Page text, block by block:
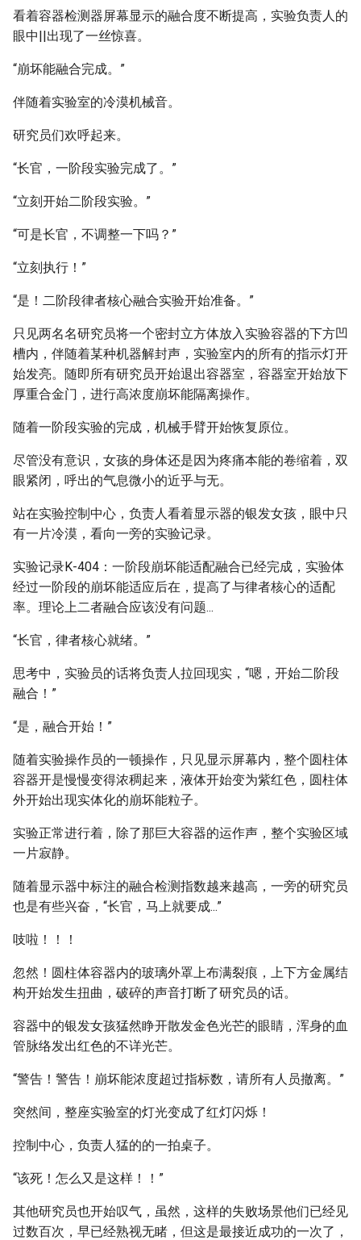
看着容器检测器屏幕显示的融合度不断提高，实验负责人的
眼中||出现了一丝惊喜。
“崩坏能融合完成。”
伴随着实验室的冷漠机械音。
研究员们欢呼起来。
“长官，一阶段实验完成了。”
“立刻开始二阶段实验。”
“可是长官，不调整一下吗？”
“立刻执行！”
“是！二阶段律者核心融合实验开始准备。”
只见两名名研究员将一个密封立方体放入实验容器的下方凹
槽内，伴随着某种机器解封声，实验室内的所有的指示灯开
始发亮。随即所有研究员开始退出容器室，容器室开始放下
厚重合金门，进行高浓度崩坏能隔离操作。
随着一阶段实验的完成，机械手臂开始恢复原位。
尽管没有意识，女孩的身体还是因为疼痛本能的卷缩着，双
眼紧闭，呼出的气息微小的近乎与无。
站在实验控制中心，负责人看着显示器的银发女孩，眼中只
有一片冷漠，看向一旁的实验记录。
实验记录K-404：一阶段崩坏能适配融合已经完成，实验体
经过一阶段的崩坏能适应后在，提高了与律者核心的适配
率。理论上二者融合应该没有问题...
“长官，律者核心就绪。”
思考中，实验员的话将负责人拉回现实，“嗯，开始二阶段
融合！”
“是，融合开始！”
随着实验操作员的一顿操作，只见显示屏幕内，整个圆柱体
容器开是慢慢变得浓稠起来，液体开始变为紫红色，圆柱体
外开始出现实体化的崩坏能粒子。
实验正常进行着，除了那巨大容器的运作声，整个实验区域
一片寂静。
随着显示器中标注的融合检测指数越来越高，一旁的研究员
也是有些兴奋，“长官，马上就要成...”
吱啦！！！
忽然！圆柱体容器内的玻璃外罩上布满裂痕，上下方金属结
构开始发生扭曲，破碎的声音打断了研究员的话。
容器中的银发女孩猛然睁开散发金色光芒的眼睛，浑身的血
管脉络发出红色的不详光芒。
“警告！警告！崩坏能浓度超过指标数，请所有人员撤离。”
突然间，整座实验室的灯光变成了红灯闪烁！
控制中心，负责人猛的的一拍桌子。
“该死！怎么又是这样！！”
其他研究员也开始叹气，虽然，这样的失败场景他们已经见
过数百次，早已经熟视无睹，但这是最接近成功的一次了，